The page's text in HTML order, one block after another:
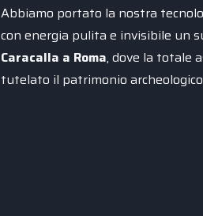
Abbiamo portato la nostra
con energia pulita e invisibile un
Caracalla a Roma, dove la totale
tutelato il patrimonio